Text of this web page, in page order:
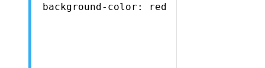
background-color: red